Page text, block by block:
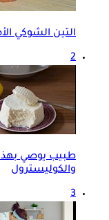
التين الشوكي
2
طبيب يوصي
والكوليسترول
3